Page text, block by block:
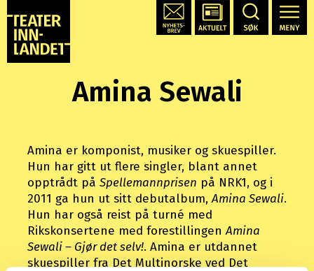
Amina Sewali
Amina er komponist, musiker og skuespiller.
Hun har gitt ut flere singler, blant annet
opptrådt på Spellemannprisen på NRK1, og i
2011 ga hun ut sitt debutalbum,Amina Sewali.
Hun har også reist på turné med
Rikskonsertene med forestillingenAmina
Sewali – Gjør det selv!. Amina er utdannet
skuespiller fra Det Multinorske ved Det